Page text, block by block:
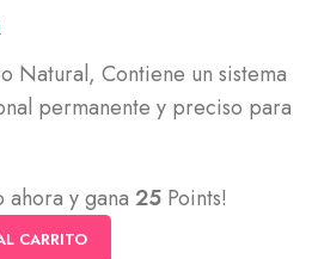
Natural, Contiene un sistema
permanente y preciso para
y gana 25 Points!
CARRITO